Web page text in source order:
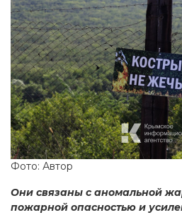
Фото: Автор
Они связаны с аномальной
пожарной опасностью и